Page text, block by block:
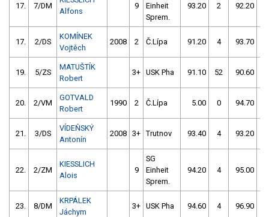
17. 7/DM
Alfons
9
Einheit
Sprem.
93.20 2 92.20
17. 2/DS
KOMÍNEK
Vojtěch
2008 2 Č.Lípa 91.20 4 93.70
19. 5/ZS
MATUŠTÍK
Robert
3+ USK Pha 91.10 52 90.60
20. 2/VM
GOTVALD
Robert
1990 2 Č.Lípa 5.00 0 94.70
21. 3/DS
VÍDEŇSKÝ
Antonín
2008 3+ Trutnov 93.40 4 93.20
22. 2/ZM
KIESSLICH
Alois
9
SG
Einheit
Sprem.
94.20 4 95.00
23. 8/DM
KRPÁLEK
Jáchym
3+ USK Pha 94.60 4 96.90